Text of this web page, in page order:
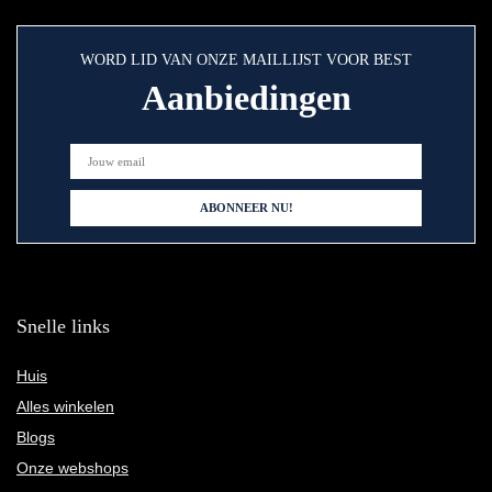
WORD LID VAN ONZE MAILLIJST VOOR BEST
Aanbiedingen
Snelle links
Huis
Alles winkelen
Blogs
Onze webshops